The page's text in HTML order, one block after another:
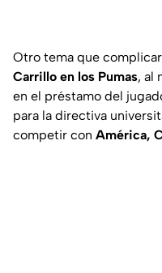
Otro tema que
Carrillo en los Pumas, al
en el préstamo del
para la directiva
competir con América,